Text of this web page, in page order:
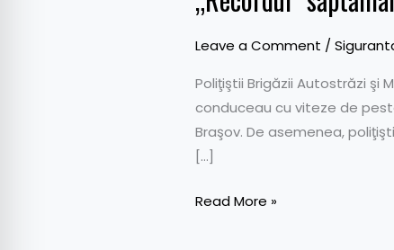
Leave a Comment /
Poliţiştii Brigăzii Autostrăzi şi
conduceau cu viteze de
Braşov. De asemenea,
[…]
Read More »